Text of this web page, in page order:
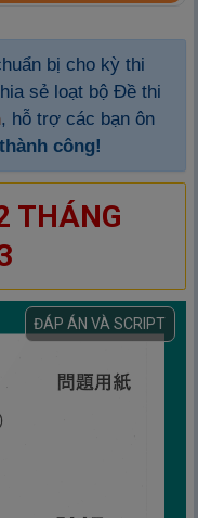
bị cho kỳ thi
sẻ loạt bộ Đề thi
, hỗ trợ các bạn ôn
công!
THÁNG
ĐÁP ÁN VÀ SCRIPT